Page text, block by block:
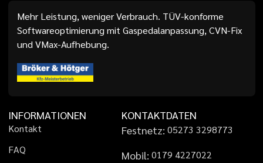
Mehr Leistung, weniger Verbrauch. TÜV-konforme
Softwareoptimierung mit Gaspedalanpassung, CVN-Fix
und VMax-Aufhebung.
INFORMATIONEN
Kontakt
FAQ
KONTAKTDATEN
Festnetz: 05273 3298773
Mobil: 01 79 4227022